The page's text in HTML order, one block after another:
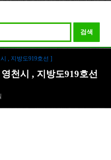
검색
, 지방도919호선 ]
천시 , 지방도919호선